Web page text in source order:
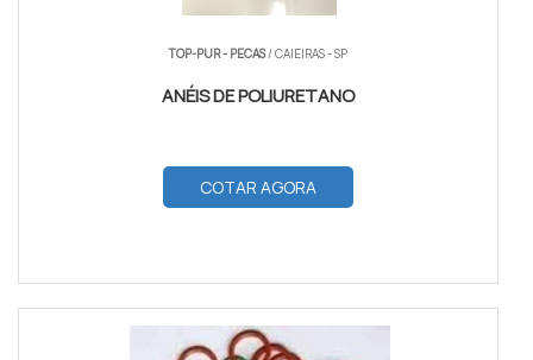
TOP-PUR - PECAS/ CAIEIRAS - SP
ANÉIS DE POLIURETANO
COTAR AGORA